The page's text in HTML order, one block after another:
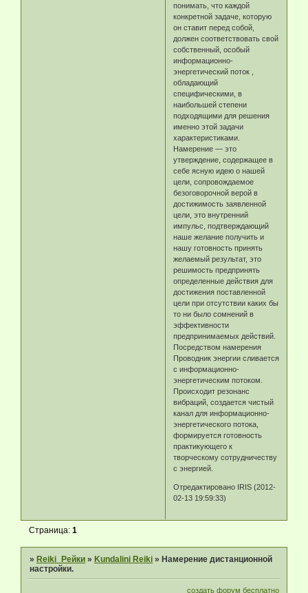
понимать, что каждой
конкретной задаче, которую
он ставит перед собой,
должен соответствовать свой
собственный, особый
информационно-
энергетический поток ,
обладающий
специфическими, в
наибольшей степени
подходящими для решения
именно этой задачи
характеристиками.
Намерение — это
утверждение, содержащее в
себе ясную идею о нашей
цели, сопровождаемое
безоговорочной верой в
достижимость заявленной
цели, это внутренний
импульс, подтверждающий
наше желание получить и
нашу готовность принять
желаемый результат, это
решимость предпринять
определенные действия для
достижения поставленной
цели при отсутствии каких бы
то ни было сомнений в
эффективности
предпринимаемых действий.
Посредством намерения
Проводник энергии сливается
с информационно-
энергетическим потоком.
Происходит резонанс
вибраций, создается чистый
канал для информационно-
энергетического потока,
формируется готовность
практикующего к
творческому сотрудничеству
с энергией.
Отредактировано IRIS (2012-
02-13 19:59:33)
Страница:1
»Reiki_Рейки »Kundalini Reiki »Намeрение дистанционной
настройки.
создать форум бесплатно